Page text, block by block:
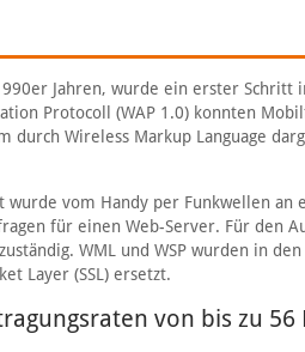
Jahren, wurde ein erster
Protocoll (WAP 1.0) konnten
durch Wireless Markup Language
wurde vom Handy per Funkwellen an
für einen Web-Server. Für den
WML und WSP wurden in
Layer (SSL) ersetzt.
von bis zu 56